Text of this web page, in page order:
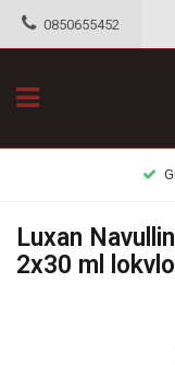
0850655452
Luxan
2x30 ml